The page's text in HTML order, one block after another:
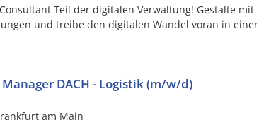
Teil der digitalen Verwaltung! Gestalte mit
und treibe den digitalen Wandel voran in einer
DACH - Logistik (m/w/d)
am Main